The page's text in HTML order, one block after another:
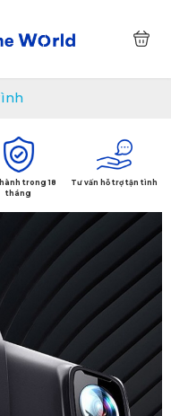
trong 18
tháng
Tư vấn hỗ trợ tận tình